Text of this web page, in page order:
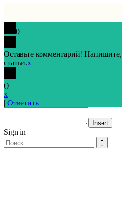
0
Оставьте комментарий!
статьи.x
()
x
| Ответить
Insert
Sign in